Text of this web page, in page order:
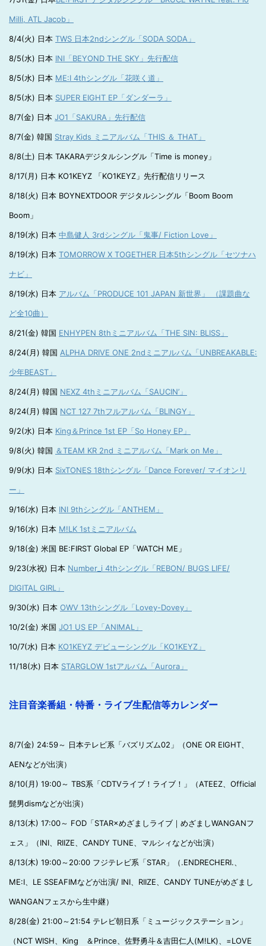
Milli, ATL Jacob」
8/4(火) 日本 TWS 日本2ndシングル「SODA SODA」
8/5(水) 日本 INI「BEYOND THE SKY」先行配信
8/5(水) 日本 ME:I 4thシングル「花咲く道」
8/5(水) 日本 SUPER EIGHT EP「ダンダーラ」
8/7(金) 日本 JO1「SAKURA」先行配信
8/7(金) 韓国 Stray Kids ミニアルバム「THIS ＆ THAT」
8/8(土) 日本 TAKARAデジタルシングル「Time is money」
8/17(月) 日本 KO1KEYZ 「KO1KEYZ」先行配信リリース
8/18(火) 日本 BOYNEXTDOOR デジタルシングル「Boom Boom
Boom」
8/19(水) 日本 中島健人 3rdシングル「鬼事/ Fiction Love」
8/19(水) 日本 TOMORROW X TOGETHER 日本5thシングル「セツナハ
ナビ」
8/19(水) 日本 アルバム「PRODUCE 101 JAPAN 新世界」 （課題曲な
ど全10曲）
8/21(金) 韓国 ENHYPEN 8thミニアルバム「THE SIN: BLISS」
8/24(月) 韓国 ALPHA DRIVE ONE 2ndミニアルバム「UNBREAKABLE:
少年BEAST」
8/24(月) 韓国 NEXZ 4thミニアルバム「SAUCIN’」
8/24(月) 韓国 NCT 127 7thフルアルバム「BLINGY」
9/2(水) 日本 King＆Prince 1st EP「So Honey EP」
9/8(火) 韓国 ＆TEAM KR 2nd ミニアルバム「Mark on Me」
9/9(水) 日本 SixTONES 18thシングル「Dance Forever/ マイオンリ
ー」
9/16(水) 日本 INI 9thシングル「ANTHEM」
9/16(水) 日本 M!LK 1stミニアルバム
9/18(金) 米国 BE:FIRST Global EP「WATCH ME」
9/23(水祝) 日本 Number_i 4thシングル「REBON/ BUGS LIFE/
DIGITAL GIRL」
9/30(水) 日本 OWV 13thシングル「Lovey-Dovey」
10/2(金) 米国 JO1 US EP「ANIMAL」
10/7(水) 日本 KO1KEYZ デビューシングル「KO1KEYZ」
11/18(水) 日本 STARGLOW 1stアルバム「Aurora」
注目音楽番組・特番・ライブ生配信等カレンダー
8/7(金) 24:59～ 日本テレビ系「バズリズム02」（ONE OR EIGHT、
AENなどが出演）
8/10(月) 19:00～ TBS系「CDTVライブ！ライブ！」（ATEEZ、Official
髭男dismなどが出演）
8/13(木) 17:00～ FOD「STAR×めざましライブ｜めざましWANGANフ
ェス」（INI、RIIZE、CANDY TUNE、マルシィなどが出演）
8/13(木) 19:00～20:00 フジテレビ系「STAR」（.ENDRECHERI.、
ME:I、LE SSEAFIMなどが出演/ INI、RIIZE、CANDY TUNEがめざまし
WANGANフェスから生中継）
8/28(金) 21:00～21:54 テレビ朝日系「ミュージックステーション」
（NCT WISH、King ＆Prince、佐野勇斗＆吉田仁人(M!LK)、=LOVE